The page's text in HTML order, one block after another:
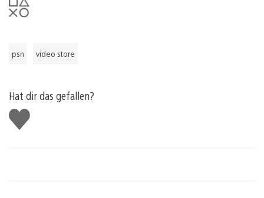
psn video store
Hat dir das gefallen?
Gefällt
mir